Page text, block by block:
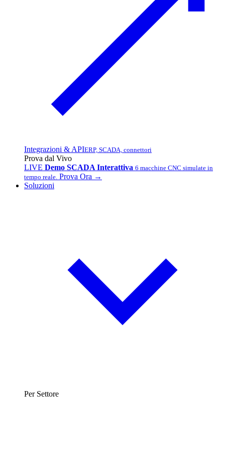
Integrazioni & APIERP, SCADA, connettori
Prova dal Vivo
LIVE Demo SCADA Interattiva 6 macchine CNC simulate in
tempo reale. Prova Ora →
Soluzioni
Per Settore